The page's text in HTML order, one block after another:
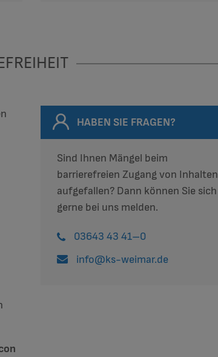
HABEN SIE FRAGEN?
Sind Ihnen Mängel beim
barrierefreien Zugang von Inhalten
aufgefallen? Dann können Sie sich
gerne bei uns melden.
03643 43 41–0
info@ks-weimar.de